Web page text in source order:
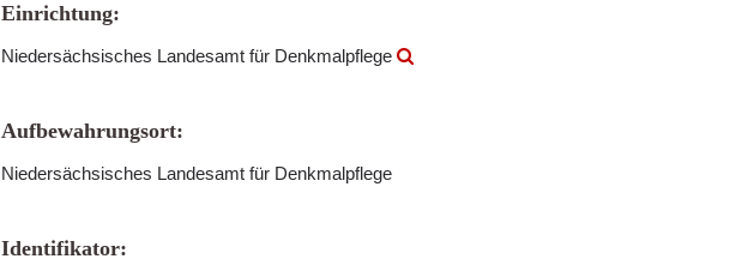
Einrichtung:
Niedersächsisches Landesamt für Denkmalpflege
Aufbewahrungsort:
Niedersächsisches Landesamt für Denkmalpflege
Identifikator: